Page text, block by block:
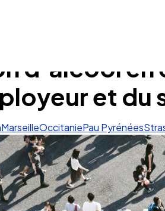
MarseilleOccitaniePau Pyrénées
d’alcool
et du